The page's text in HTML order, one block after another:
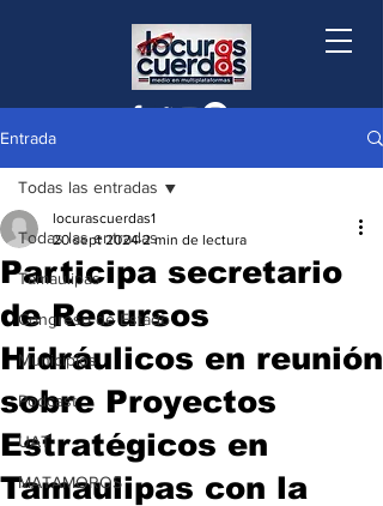
Entrada
Todas las entradas
Tamaulipas
Congreso de Estado
Municipios
Podcast
UAT
MATAMOROS
Todas las entradas
Participa secretario
de Recursos
Hidráulicos en reunión
sobre Proyectos
Estratégicos en
Tamaulipas con la
locurascuerdas1
20 sept 2024 2 min de lectura